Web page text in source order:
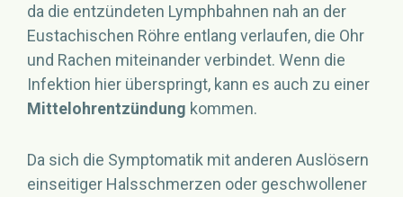
da die entzündeten Lymphbahnen nah an der
Eustachischen Röhre entlang verlaufen, die Ohr
und Rachen miteinander verbindet. Wenn die
Infektion hier überspringt, kann es auch zu einer
Mittelohrentzündung kommen.
Da sich die Symptomatik mit anderen Auslösern
einseitiger Halsschmerzen oder geschwollener